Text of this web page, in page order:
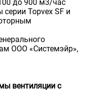
до 900 м3/час
Topvex SF и
ООО «Системэйр»,
вентиляции с